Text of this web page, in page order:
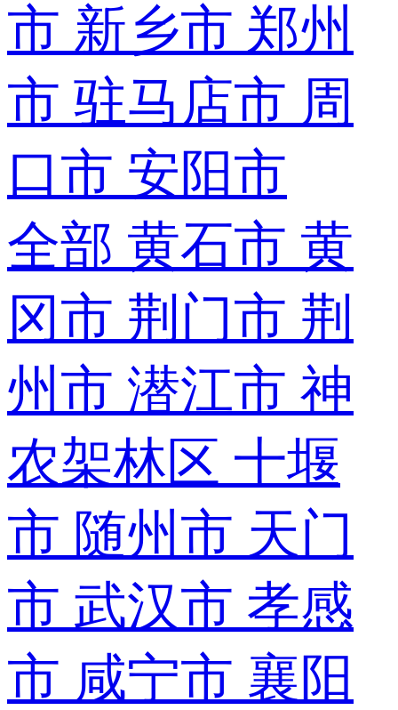
市 新乡市 郑州
市 驻马店市 周
口市 安阳市
全部 黄石市 黄
冈市 荆门市 荆
州市 潜江市 神
农架林区 十堰
市 随州市 天门
市 武汉市 孝感
市 咸宁市 襄阳